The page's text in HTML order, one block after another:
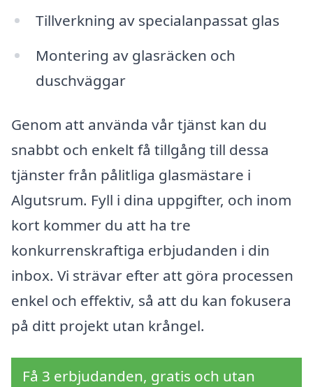
Tillverkning av specialanpassat glas
Montering av glasräcken och
duschväggar
Genom att använda vår tjänst kan du
snabbt och enkelt få tillgång till dessa
tjänster från pålitliga glasmästare i
Algutsrum. Fyll i dina uppgifter, och inom
kort kommer du att ha tre
konkurrenskraftiga erbjudanden i din
inbox. Vi strävar efter att göra processen
enkel och effektiv, så att du kan fokusera
på ditt projekt utan krångel.
Få 3 erbjudanden, gratis och utan